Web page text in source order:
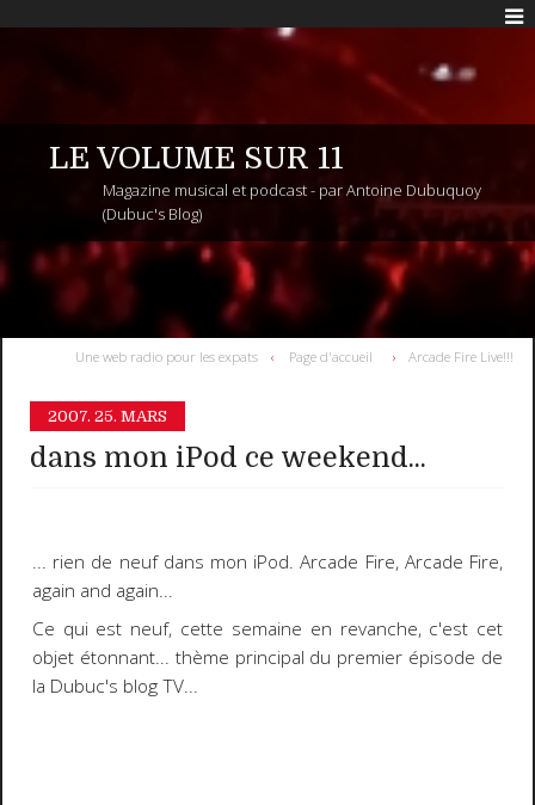
LE VOLUME SUR 11
Magazine musical et podcast - par Antoine Dubuquoy
(Dubuc's Blog)
Une web radio pour les expats Page d'accueil Arcade Fire Live!!!
2007. 25. MARS
dans mon iPod ce weekend...
... rien de neuf dans mon iPod.Arcade Fire, Arcade Fire,
again and again...
Ce qui est neuf, cette semaine en revanche, c'est cet
objet étonnant... thème principal du premier épisode de
la Dubuc's blog TV...